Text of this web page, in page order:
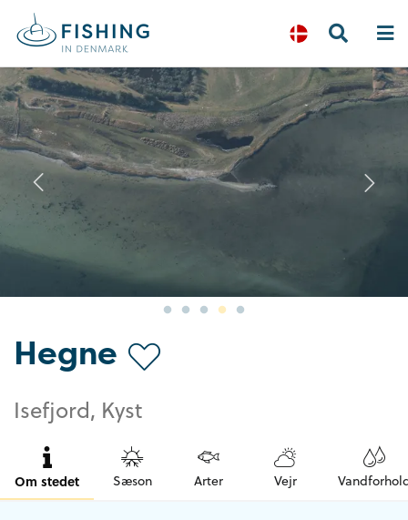
Previous
Hegne
Isefjord, Kyst
Om stedet Sæson Arter Vejr